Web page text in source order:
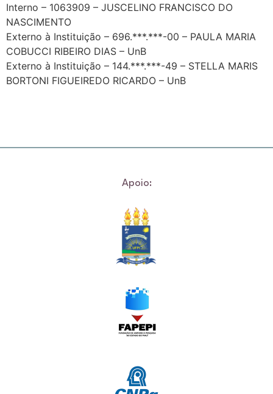
Interno – 1063909 – JUSCELINO FRANCISCO DO
NASCIMENTO
Externo à Instituição – 696.***.***-00 – PAULA MARIA
COBUCCI RIBEIRO DIAS – UnB
Externo à Instituição – 144.***.***-49 – STELLA MARIS
BORTONI FIGUEIREDO RICARDO – UnB
Apoio: